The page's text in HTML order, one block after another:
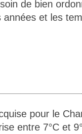
de bien
années et les
pour le
entre 7°C et